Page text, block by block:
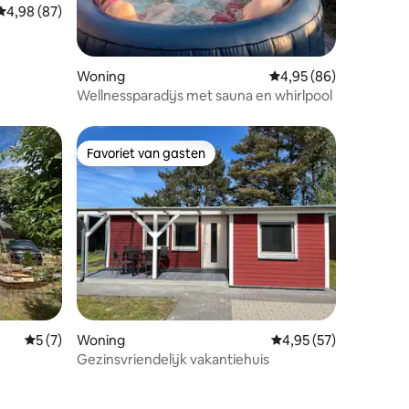
beoordeling van 4,98 op 5, 87 recensies
4,98 (87)
Woning Gemiddelde
4,95 (86)
Wellnessparadijs met sauna en whirlpool
Gemiddelde beoordeling van 5 op 5, 7 recensies
5 (7)
Favoriet van gasten
Favoriet van gasten
Woning Gemiddelde
4,95 (57)
Gezinsvriendelijk vakantiehuis